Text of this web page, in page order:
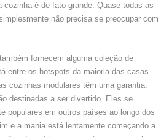
é de fato grande. Quase todas as
não precisa se preocupar com
fornecem alguma coleção de
entre os hotspots da maioria das casas.
cozinhas modulares têm uma garantia.
destinadas a ser divertido. Eles se
populares em outros países ao longo dos
e a mania está lentamente começando a